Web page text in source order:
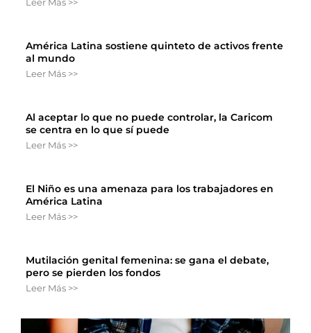
Leer Más >>
América Latina sostiene quinteto de activos frente
al mundo
Leer Más >>
Al aceptar lo que no puede controlar, la Caricom
se centra en lo que sí puede
Leer Más >>
El Niño es una amenaza para los trabajadores en
América Latina
Leer Más >>
Mutilación genital femenina: se gana el debate,
pero se pierden los fondos
Leer Más >>